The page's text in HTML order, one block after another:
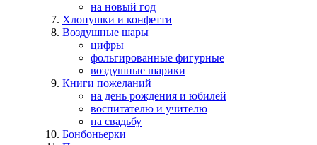
на новый год
Хлопушки и конфетти
Воздушные шары
цифры
фольгированные фигурные
воздушные шарики
Книги пожеланий
на день рождения и юбилей
воспитателю и учителю
на свадьбу
Бонбоньерки